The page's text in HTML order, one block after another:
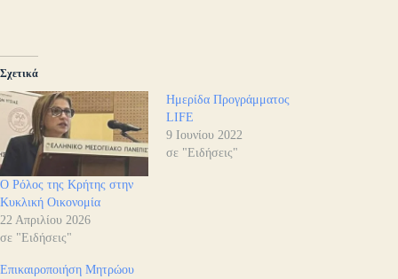
Σχετικά
Ο Ρόλος της Κρήτης στην
Κυκλική Οικονομία
22 Απριλίου 2026
σε "Ειδήσεις"
Ημερίδα Προγράμματος
LIFE
9 Ιουνίου 2022
σε "Ειδήσεις"
Επικαιροποιήση Μητρώου